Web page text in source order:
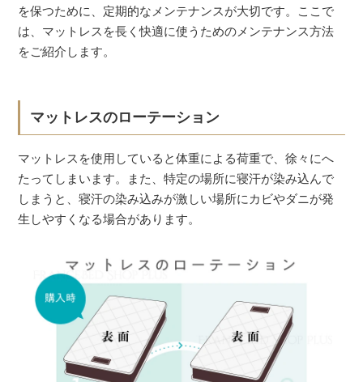
を保つために、定期的なメンテナンスが大切です。ここで
は、マットレスを長く快適に使うためのメンテナンス方法
をご紹介します。
マットレスのローテーション
マットレスを使用していると体重による荷重で、徐々にへ
たってしまいます。また、特定の場所に寝汗が染み込んで
しまうと、寝汗の染み込みが激しい場所にカビやダニが発
生しやすくなる場合があります。